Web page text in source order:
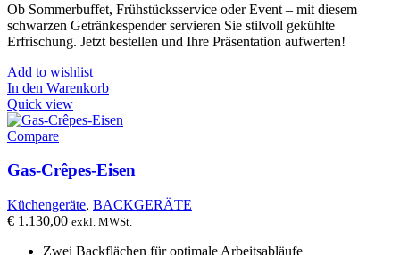
Ob Sommerbuffet, Frühstücksservice oder Event – mit diesem
schwarzen Getränkespender servieren Sie stilvoll gekühlte
Erfrischung. Jetzt bestellen und Ihre Präsentation aufwerten!
Add to wishlist
In den Warenkorb
Quick view
Compare
Gas-Crêpes-Eisen
Küchengeräte, BACKGERÄTE
€ 1.130,00 exkl. MWSt.
Zwei Backflächen für optimale Arbeitsabläufe